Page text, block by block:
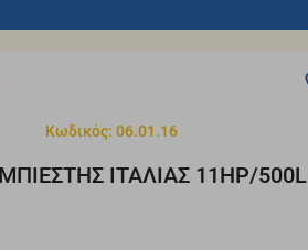
Κωδικός: 06.01.16
ΙΤΑΛΙΑΣ 11HP/500L